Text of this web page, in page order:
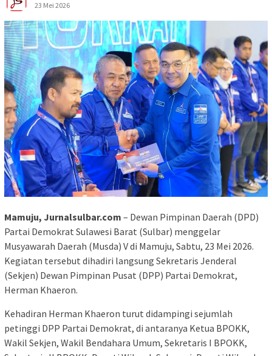
23 Mei 2026
Mamuju, Jurnalsulbar.com – Dewan Pimpinan Daerah (DPD)
Partai Demokrat Sulawesi Barat (Sulbar) menggelar
Musyawarah Daerah (Musda) V di Mamuju, Sabtu, 23 Mei 2026.
Kegiatan tersebut dihadiri langsung Sekretaris Jenderal
(Sekjen) Dewan Pimpinan Pusat (DPP) Partai Demokrat,
Herman Khaeron.
Kehadiran Herman Khaeron turut didampingi sejumlah
petinggi DPP Partai Demokrat, di antaranya Ketua BPOKK,
Wakil Sekjen, Wakil Bendahara Umum, Sekretaris I BPOKK,